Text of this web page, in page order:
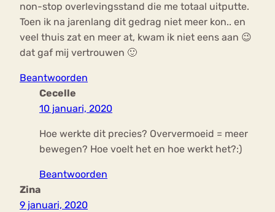
non-stop overlevingsstand die me totaal uitputte.
Toen ik na jarenlang dit gedrag niet meer kon.. en
veel thuis zat en meer at, kwam ik niet eens aan 😉
dat gaf mij vertrouwen 🙂
Beantwoorden
Cecelle
10 januari, 2020
Hoe werkte dit precies? Oververmoeid = meer
bewegen? Hoe voelt het en hoe werkt het?:)
Beantwoorden
Zina
9 januari, 2020